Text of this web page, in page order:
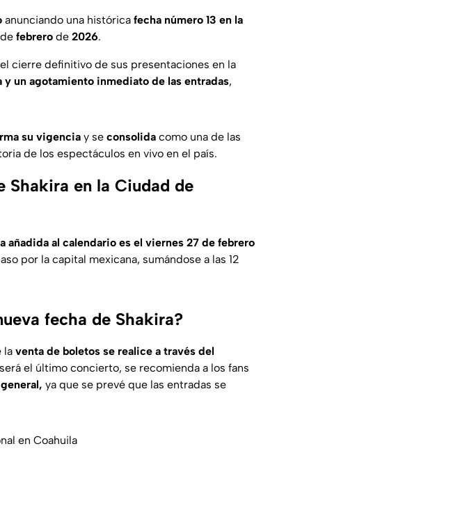
anunciando una histórica fecha número 13 en la
de febrero de 2026.
cierre definitivo de sus presentaciones en la
y un agotamiento inmediato de las entradas,
su vigencia y se consolida como una de las
de los espectáculos en vivo en el país.
Shakira en la Ciudad de
añadida al calendario es el viernes 27 de febrero
por la capital mexicana, sumándose a las 12
fecha de Shakira?
la venta de boletos se realice a través del
el último concierto, se recomienda a los fans
ya que se prevé que las entradas se
en Coahuila